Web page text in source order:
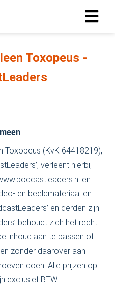
Toxopeus -
Toxopeus (KvK 64418219),
verleent hierbij
en
en beeldmateriaal en
en derden zijn
behoudt zich het recht
inhoud aan te passen of
zonder daarover aan
doen. Alle prijzen op
exclusief BTW.